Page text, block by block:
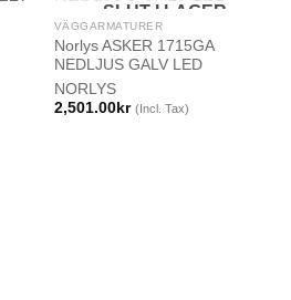
SLUT I LAGER
VÄGGARMATURER
Norlys ASKER 1715GA
NEDLJUS GALV LED
NORLYS
2,501.00kr (Incl. Tax)